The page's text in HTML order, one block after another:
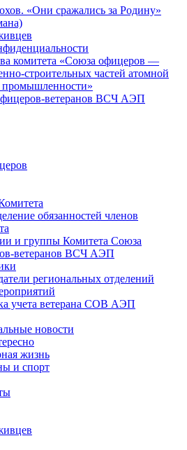
«Они сражались за Родину»
комитета «Союза офицеров —
строительных частей атомной
промышленности»
ветеранов ВСЧ АЭП
обязанностей членов
и группы Комитета Союза
ветеранов ВСЧ АЭП
региональных отделений
учета ветерана CОВ АЭП
новости
жизнь
и спорт